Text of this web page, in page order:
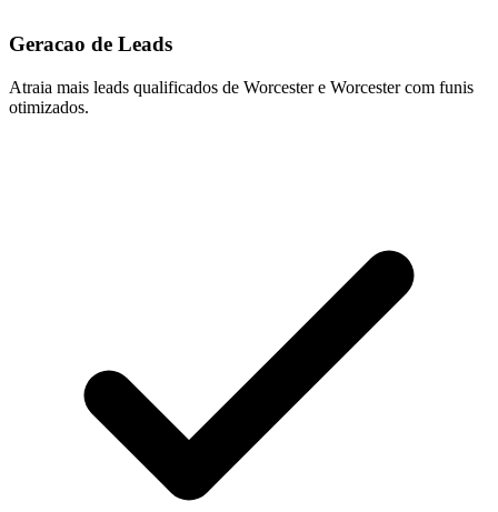
Geracao de Leads
Atraia mais leads qualificados de Worcester e Worcester com funis
otimizados.